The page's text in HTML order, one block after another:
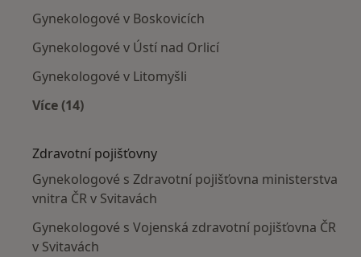
Gynekologové v Boskovicích
Gynekologové v Ústí nad Orlicí
Gynekologové v Litomyšli
Více (14)
Zdravotní pojišťovny
Gynekologové s Zdravotní pojišťovna ministerstva
vnitra ČR v Svitavách
Gynekologové s Vojenská zdravotní pojišťovna ČR
v Svitavách